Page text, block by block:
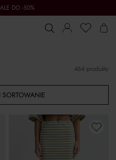
DO -50%
SORTOWANIE
464 produkty